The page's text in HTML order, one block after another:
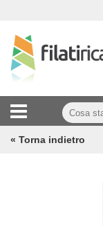
« Torna indietro